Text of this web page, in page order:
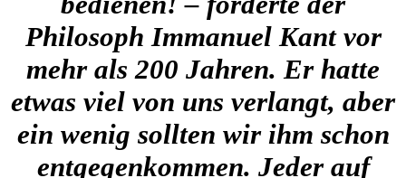
Philosoph Immanuel Kant vor
mehr als 200 Jahren. Er hatte
etwas viel von uns verlangt, aber
ein wenig sollten wir ihm schon
entgegenkommen. Jeder auf